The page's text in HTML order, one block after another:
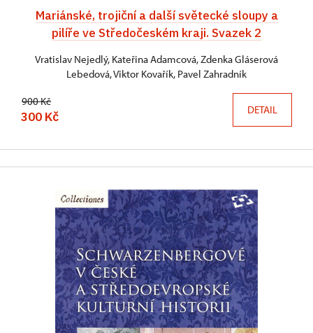
Mariánské, trojiční a další světecké sloupy a
pilíře ve Středočeském kraji. Svazek 2
Vratislav Nejedlý, Kateřina Adamcová, Zdenka Gláserová
Lebedová, Viktor Kovařík, Pavel Zahradník
900 Kč
300 Kč DETAIL